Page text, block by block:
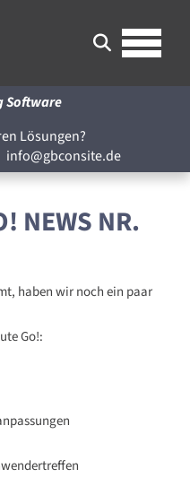
Software
Lösungen?
info@gbconsite.de
NEWS NR.
haben wir noch ein paar
Go!: